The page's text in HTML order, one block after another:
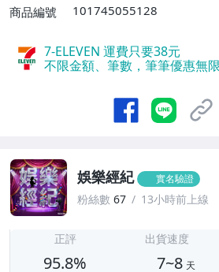
商品編號
101745055128
7-ELEVEN 運費只要38元
不限金額、筆數，筆筆優惠無
娛樂經紀 實名驗證
粉絲數 67 13小時前上線
正評
95.8%
出貨速度
7~8 天